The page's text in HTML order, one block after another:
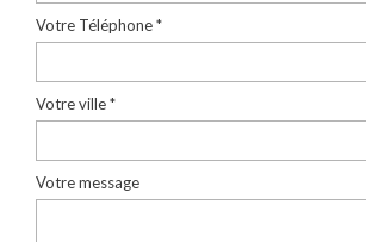
Votre Téléphone *
Votre ville *
Votre message